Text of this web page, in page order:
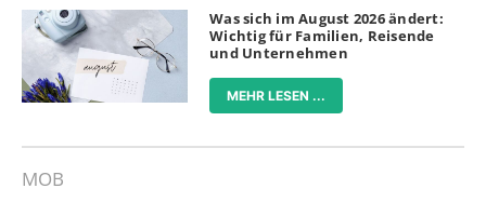
Was sich im August 2026 ändert:
Wichtig für Familien, Reisende
und Unternehmen
MEHR LESEN ...
MOB